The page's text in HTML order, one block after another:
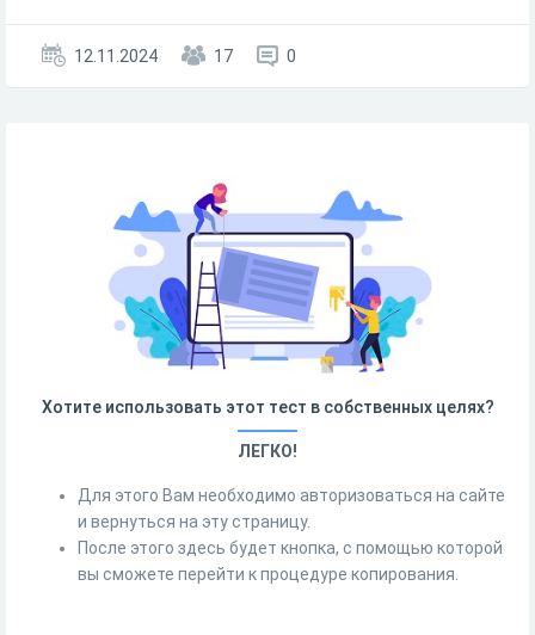
12.11.2024 17 0
Хотите использовать этот тест в собственных целях?
ЛЕГКО!
Для этого Вам необходимо авторизоваться на сайте
и вернуться на эту страницу.
После этого здесь будет кнопка, с помощью которой
вы сможете перейти к процедуре копирования.